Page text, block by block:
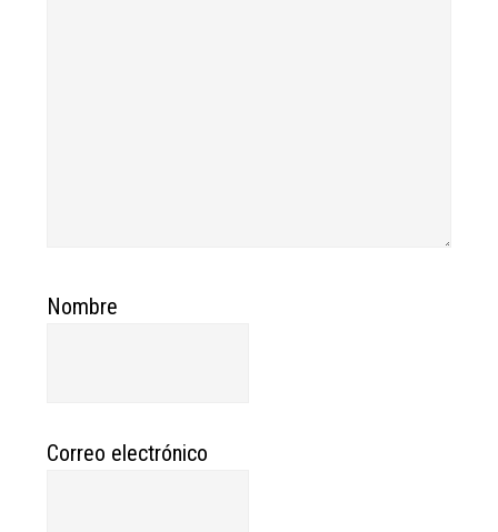
Nombre
Correo electrónico